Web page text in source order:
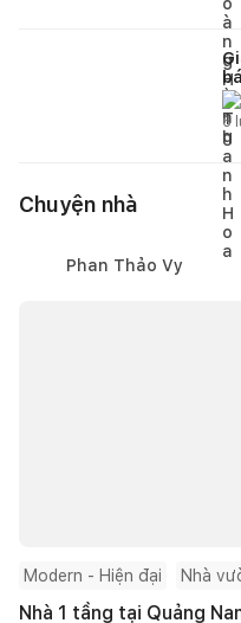
6
Chuyện nhà
Phan Thảo Vy
Modern - Hiện đại Nhà
Nhà 1 tầng tại Quảng